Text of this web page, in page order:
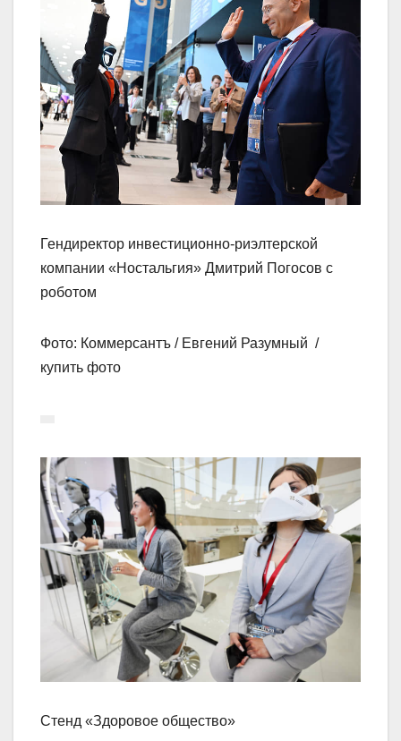
Гендиректор инвестиционно-риэлтерской
компании «Ностальгия» Дмитрий Погосов с
роботом
Фото: Коммерсантъ / Евгений Разумный /
купить фото
Стенд «Здоровое общество»